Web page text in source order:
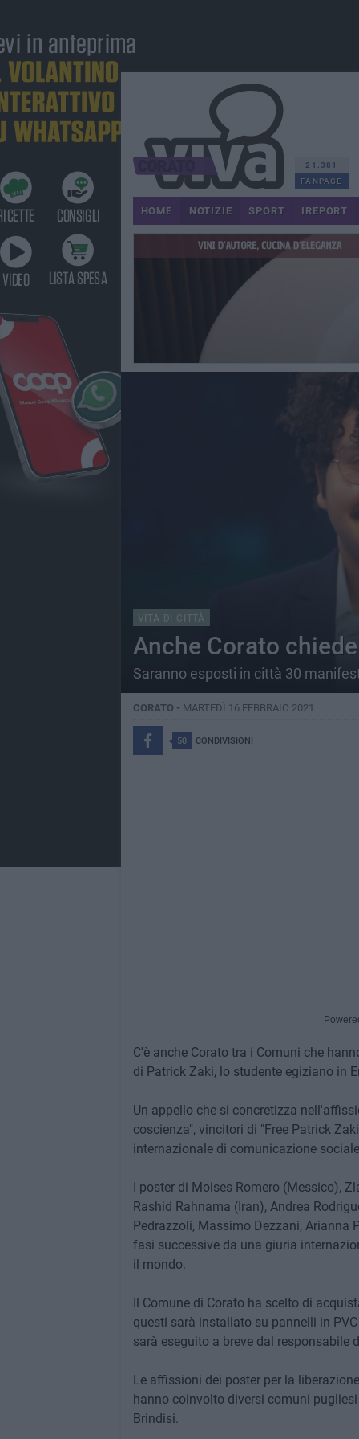
21.381
FANPAGE
HOME NOTIZIE SPORT IREPORT
VITA DI CITTÀ
Anche Corato
Saranno esposti in città 30
CORATO - MARTEDÌ 16 FEBBRAIO 2021
50 CONDIVISIONI
C'è anche Corato tra i Comuni che
di Patrick Zaki, lo studente egiziano in
Un appello che si concretizza
coscienza", vincitori di "Free Patrick
internazionale di comunicazione
I poster di Moises Romero (Messico),
Rashid Rahnama (Iran), Andrea
Pedrazzoli, Massimo Dezzani, Arianna
fasi successive da una giuria
il mondo.
Il Comune di Corato ha scelto di
questi sarà installato su pannelli in
sarà eseguito a breve dal responsabile
Le affissioni dei poster per la
hanno coinvolto diversi comuni
Brindisi.